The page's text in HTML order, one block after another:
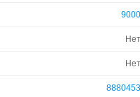
9000
Нет
Нет
8880453